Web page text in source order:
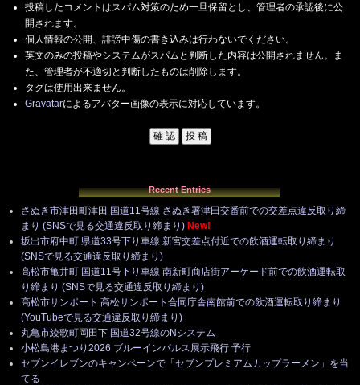
投稿したコメントはスパム対策のため一旦保留とし、管理者の承認後に公
開されます。
個人情報の公開、誹謗中傷の書き込みは行わないでください。
英文のみの投稿やシステムがスパムと判断した内容は公開されません。ま
た、管理者が不適切と判断したものは削除します。
タグは使用出来ません。
Gravatarによるアバター画像の表示に対応しています。
Recent Entries
さぬき市津田町津田 国道11号線 さぬき署津田交番前での交差点違反取り締
まり (SNSで見る交通違反取り締まり) New!
坂出市府中町 県道33号下り車線 新宮交差点付近での飲酒運転取り締まり
(SNSで見る交通違反取り締まり)
高松市亀井町 国道11号下り車線 南新町商店街アーケード前での飲酒運転取
り締まり (SNSで見る交通違反取り締まり)
高松市サンポート 高松サンポート合同庁舎南館前での飲酒運転取り締まり
(YouTubeで見る交通違反取り締まり)
丸亀市綾歌町岡田下 国道32号線のNシステム
小松島港まつり2026 ブルーインパルス展示飛行 予行
セブンイレブンのキャンペーンで「セブンプレミアムカップラーメン」を当
てる